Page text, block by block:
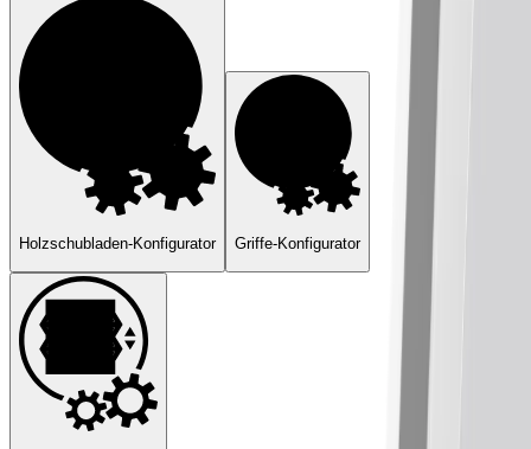
Holzschubladen-Konfigurator Griffe-Konfigurator